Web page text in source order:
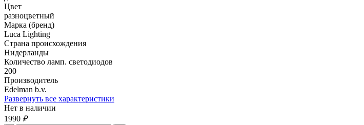
Цвет
разноцветный
Марка (бренд)
Luca Lighting
Страна происхождения
Нидерланды
Количество ламп. светодиодов
200
Производитель
Edelman b.v.
Развернуть все характеристики
Нет в наличии
1990 ₽